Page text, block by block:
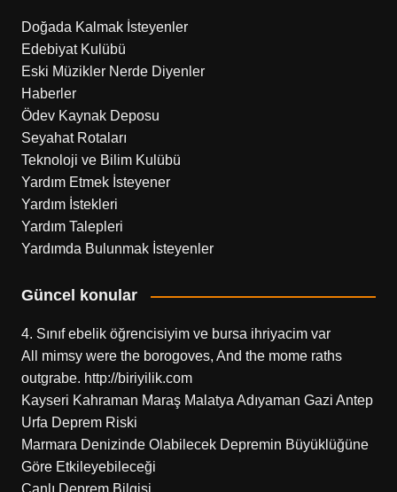
Doğada Kalmak İsteyenler
Edebiyat Kulübü
Eski Müzikler Nerde Diyenler
Haberler
Ödev Kaynak Deposu
Seyahat Rotaları
Teknoloji ve Bilim Kulübü
Yardım Etmek İsteyener
Yardım İstekleri
Yardım Talepleri
Yardımda Bulunmak İsteyenler
Güncel konular
4. Sınıf ebelik öğrencisiyim ve bursa ihriyacim var
All mimsy were the borogoves, And the mome raths
outgrabe. http://biriyilik.com
Kayseri Kahraman Maraş Malatya Adıyaman Gazi Antep
Urfa Deprem Riski
Marmara Denizinde Olabilecek Depremin Büyüklüğüne
Göre Etkileyebileceği